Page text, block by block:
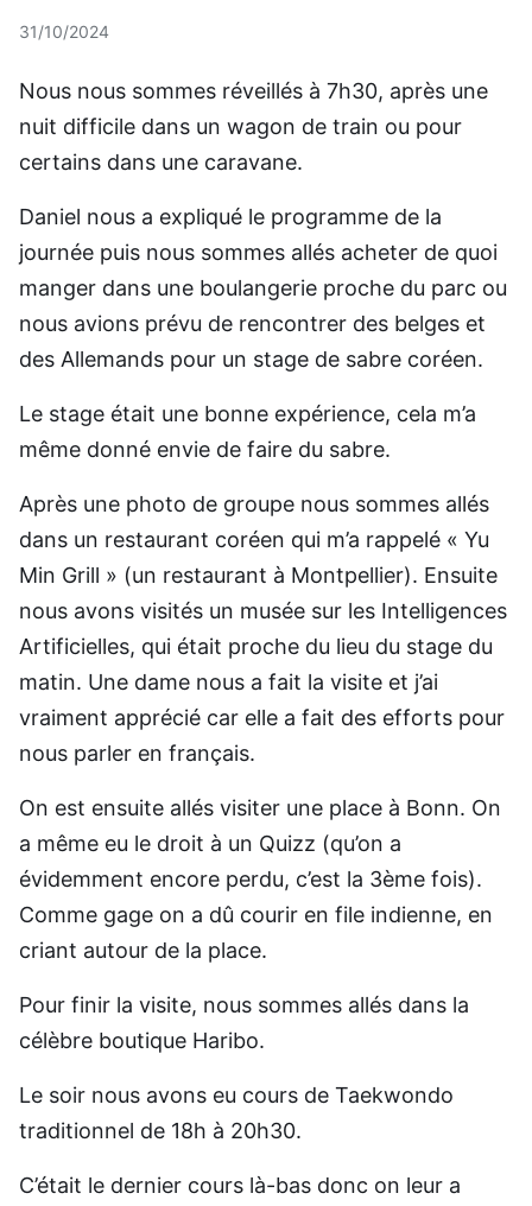
31/10/2024
Nous nous sommes réveillés à 7h30, après une
nuit difficile dans un wagon de train ou pour
certains dans une caravane.
Daniel nous a expliqué le programme de la
journée puis nous sommes allés acheter de quoi
manger dans une boulangerie proche du parc ou
nous avions prévu de rencontrer des belges et
des Allemands pour un stage de sabre coréen.
Le stage était une bonne expérience, cela m’a
même donné envie de faire du sabre.
Après une photo de groupe nous sommes allés
dans un restaurant coréen qui m’a rappelé « Yu
Min Grill » (un restaurant à Montpellier). Ensuite
nous avons visités un musée sur les Intelligences
Artificielles, qui était proche du lieu du stage du
matin. Une dame nous a fait la visite et j’ai
vraiment apprécié car elle a fait des efforts pour
nous parler en français.
On est ensuite allés visiter une place à Bonn. On
a même eu le droit à un Quizz (qu’on a
évidemment encore perdu, c’est la 3ème fois).
Comme gage on a dû courir en file indienne, en
criant autour de la place.
Pour finir la visite, nous sommes allés dans la
célèbre boutique Haribo.
Le soir nous avons eu cours de Taekwondo
traditionnel de 18h à 20h30.
C’était le dernier cours là-bas donc on leur a